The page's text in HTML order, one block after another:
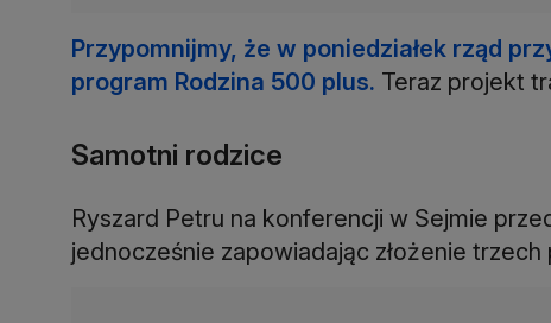
Przypomnijmy, że w poniedziałek rząd
program Rodzina 500 plus. Teraz projekt
Samotni rodzice
Ryszard Petru na konferencji w Sejmie
jednocześnie zapowiadając złożenie